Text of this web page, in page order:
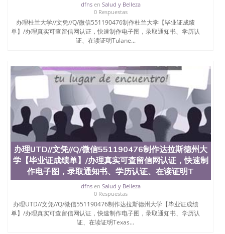
dfnsen Salud y Belleza
0 Respuestas
办理杜兰大学//文凭//Q/微信551190476制作杜兰大学【毕业证成绩
单】/办理真实可查留信网认证，快速制作电子图，录取通知书、学历认
证、在读证明Tulane...
办理UTD//文凭//Q/微信551190476制作达拉斯德州大
学【毕业证成绩单】/办理真实可查留信网认证，快速制
作电子图，录取通知书、学历认证、在读证明T
dfnsen Salud y Belleza
0 Respuestas
办理UTD//文凭//Q/微信551190476制作达拉斯德州大学【毕业证成绩
单】/办理真实可查留信网认证，快速制作电子图，录取通知书、学历认
证、在读证明Texas...